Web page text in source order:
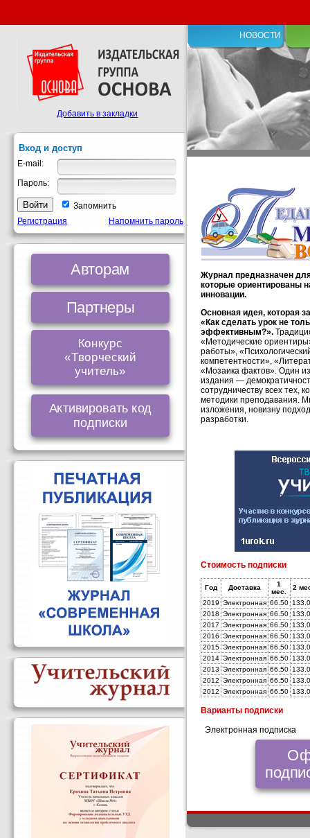
НОВОСТИ
Журнал предназначен
которые ориентированы
инновации.
Основная идея, которая
«Как сделать урок не
эффективным?».
«Методические
работы»,
компетентности»,
«Мозаика фактов». Один
издания —
сотрудничеству всех тех,
методики преподавания.
изложения, новизну
разработки.
Стоимость подписки
Год Доставка
1
мес.
2
2019 Электронная 66.50
2018 Электронная 66.50
2017 Электронная 66.50
2016 Электронная 66.50
2015 Электронная 66.50
2014 Электронная 66.50
2013 Электронная 66.50
2012 Электронная 66.50
2012 Электронная 66.50
Варианты подписки
Электронная подписка
Добавить в закладки
Вход и доступ
E-mail:
Пароль:
Запомнить
Регистрация
Напомнить пароль
Авторам
Партнеры
Конкурс
«Творческий
учитель»
Активировать код
подписки